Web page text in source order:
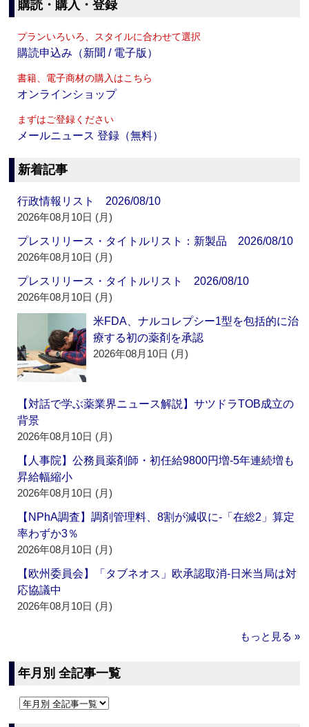
購読・購入・登録
プランいろいろ、スタイルに合わせて選択
購読申込み（新聞 / 電子版）
書籍、電子商材の購入はこちら
オンラインショップ
まずはご登録ください
メールニュース 登録（無料）
新着記事
行政情報リスト 2026/08/10
2026年08月10日 (月)
プレスリリース・タイトルリスト：新製品 2026/08/10
2026年08月10日 (月)
プレスリリース・タイトルリスト 2026/08/10
2026年08月10日 (月)
米FDA、ナルコレプシー1型を包括的に治
療する初の薬剤を承認
2026年08月10日 (月)
【対話で学ぶ薬業界ニュース解説】サツドラTOB成立の
背景
2026年08月10日 (月)
【人事院】公務員薬剤師・初任給9800円増‐5年連続増も
昇給幅縮小
2026年08月10日 (月)
【NPhA調査】調剤管理料、8割が減収に‐「在総2」算定
率わずか3％
2026年08月10日 (月)
【欧州委員会】「タブネオス」欧承認取消‐日米当局は対
応協議中
2026年08月10日 (月)
もっと見る »
年月別 全記事一覧